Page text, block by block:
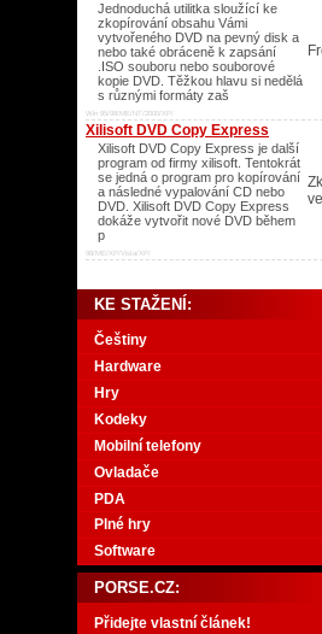
Jednoduchá utilitka sloužící ke
zkopírování obsahu Vámi
vytvořeného DVD na pevný disk a
nebo také obráceně k zapsání
.ISO souboru nebo souborové
kopie DVD. Těžkou hlavu si nedělá
s různými formáty zaš
Win 95/98/ME/NT/2000/XP/
Xilisoft DVD Copy Express
Xilisoft DVD Copy Express je další
program od firmy xilisoft. Tentokrát
se jedná o program pro kopírování
a následné vypalování CD nebo
DVD. Xilisoft DVD Copy Express
dokáže vytvořit nové DVD během
p
98/ME/XP/Vista/XP/
KE STAŽENÍ:
Češtiny
Hardware
Hry
Kodeky
Mobilní telefony
Ovladače
PDA
Plné hry
Software
PORSE.CZ:
Přidejte vlastní článek!